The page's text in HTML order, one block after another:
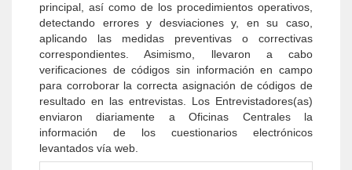
principal, así como de los procedimientos operativos,
detectando errores y desviaciones y, en su caso,
aplicando las medidas preventivas o correctivas
correspondientes. Asimismo, llevaron a cabo
verificaciones de códigos sin información en campo
para corroborar la correcta asignación de códigos de
resultado en las entrevistas. Los Entrevistadores(as)
enviaron diariamente a Oficinas Centrales la
información de los cuestionarios electrónicos
levantados vía web.